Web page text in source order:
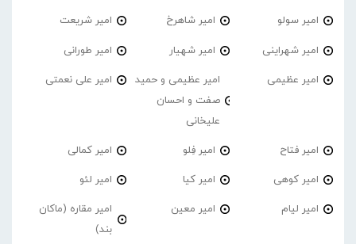
امیر سولو امیر شاهرخ امیر شریعت
امیر شهراینی امیر شهیار امیر طورانی
امیر عظیمی
امیر عظیمی و حمید
صفت و احسان
علیخانی
امیر علی نعمتی
امیر فتاح امیر فِلو امیر کمالی
امیر کوهی امیر کیا امیر لئو
امیر لیام امیر معین
امیر مقاره (ماکان
بند)